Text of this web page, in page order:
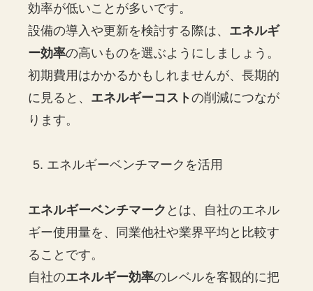
効率が低いことが多いです。
設備の導入や更新を検討する際は、 エネルギ
ー効率の高いものを選ぶようにしましょう。
初期費用はかかるかもしれませんが、長期的
に見ると、 エネルギーコストの削減につなが
ります。
エネルギーベンチマークを活用
エネルギーベンチマーク とは、自社のエネル
ギー使用量を、同業他社や業界平均と比較す
ることです。
自社のエネルギー効率のレベルを客観的に把